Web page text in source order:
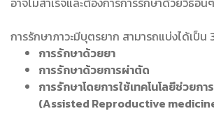
การรักษาภาวะมีบุตรยาก สามารถแบ่งได้เป็
การรักษาด้วยยา
การรักษาด้วยการผ่าตัด
การรักษาโดยการใช้เทคโนโลยีช่วยก
(Assisted Reproductive